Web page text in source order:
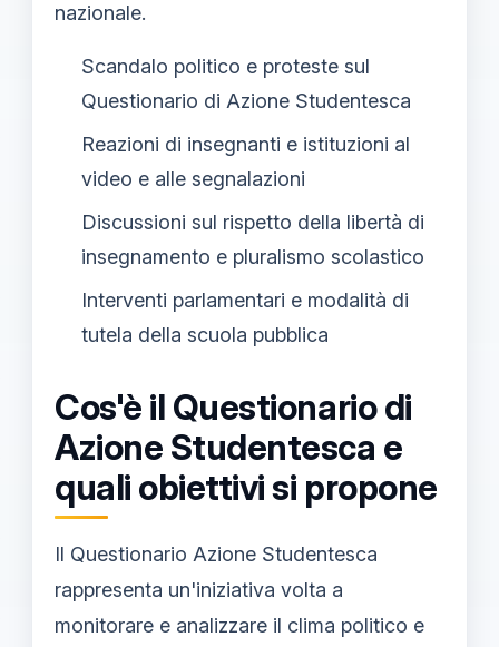
nazionale.
Scandalo politico e proteste sul
Questionario di Azione Studentesca
Reazioni di insegnanti e istituzioni al
video e alle segnalazioni
Discussioni sul rispetto della libertà di
insegnamento e pluralismo scolastico
Interventi parlamentari e modalità di
tutela della scuola pubblica
Cos'è il Questionario di
Azione Studentesca e
quali obiettivi si propone
Il Questionario Azione Studentesca
rappresenta un'iniziativa volta a
monitorare e analizzare il clima politico e